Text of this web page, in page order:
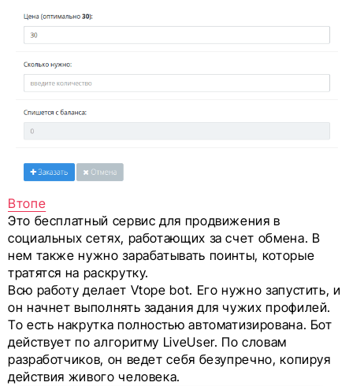
Втопе
Это бесплатный сервис для продвижения в
социальных сетях, работающих за счет обмена. В
нем также нужно зарабатывать поинты, которые
тратятся на раскрутку.
Всю работу делает Vtope bot. Его нужно запустить, и
он начнет выполнять задания для чужих профилей.
То есть накрутка полностью автоматизирована. Бот
действует по алгоритму LiveUser. По словам
разработчиков, он ведет себя безупречно, копируя
действия живого человека.